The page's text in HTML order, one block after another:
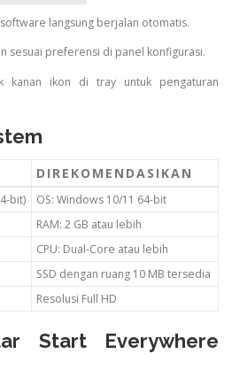
langsung berjalan otomatis.
sesuai preferensi di panel konfigurasi.
kanan ikon di tray untuk pengaturan
DIREKOMENDASIKAN
bit)
OS: Windows 10/11 64-bit
RAM: 2 GB atau lebih
CPU: Dual-Core atau lebih
SSD dengan ruang 10 MB tersedia
Resolusi Full HD
Start Everywhere